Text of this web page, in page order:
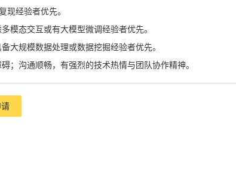
现经验者优先。
模态交互或有大模型微调经验者优先。
大规模数据处理或数据挖掘经验者优先。
；沟通顺畅，有强烈的技术热情与团队协作精神。